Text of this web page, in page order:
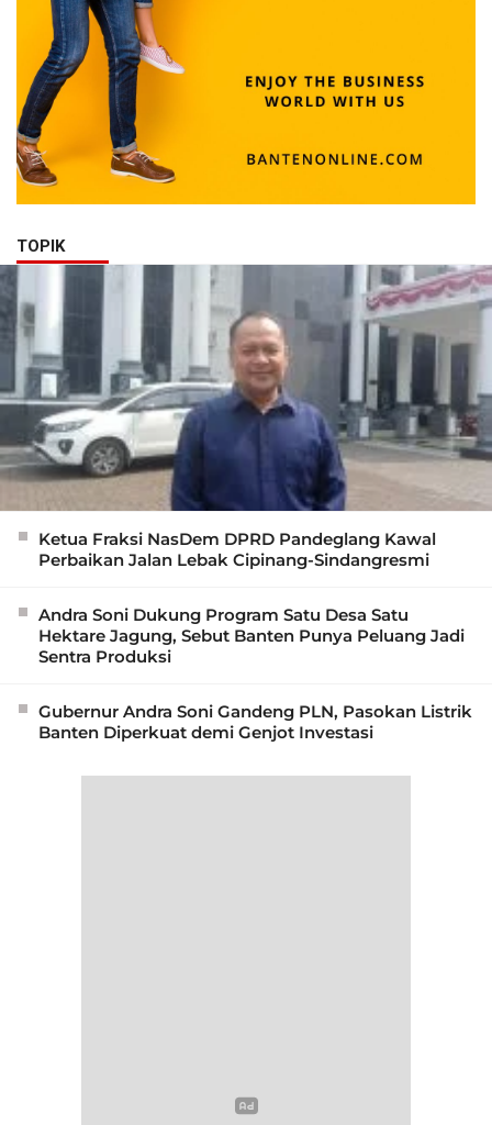
TOPIK
Ketua Fraksi NasDem DPRD Pandeglang Kawal
Perbaikan Jalan Lebak Cipinang-Sindangresmi
Andra Soni Dukung Program Satu Desa Satu
Hektare Jagung, Sebut Banten Punya Peluang Jadi
Sentra Produksi
Gubernur Andra Soni Gandeng PLN, Pasokan Listrik
Banten Diperkuat demi Genjot Investasi